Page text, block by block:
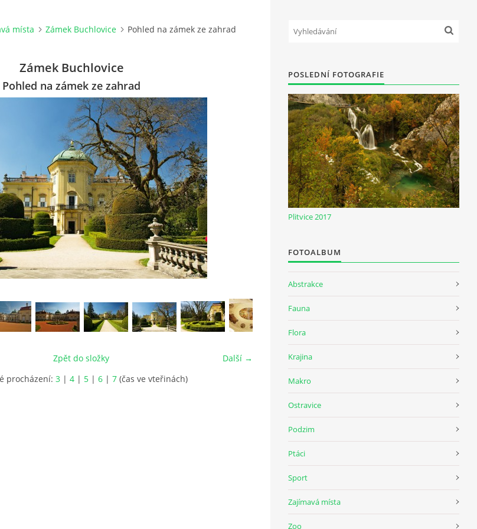
místa Zámek Buchlovice Pohled na zámek ze zahrad
Zámek Buchlovice
Pohled na zámek ze zahrad
Další →
Zpět do složky
procházení: 3 | 4 | 5 | 6 | 7 (čas ve vteřinách)
POSLEDNÍ FOTOGRAFIE
Plitvice 2017
FOTOALBUM
Abstrakce
Fauna
Flora
Krajina
Makro
Ostravice
Podzim
Ptáci
Sport
Zajímavá místa
Zoo